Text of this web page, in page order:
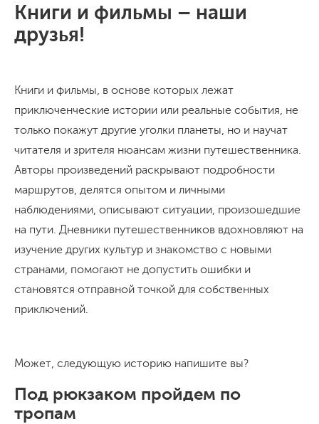
Книги и фильмы – наши
друзья!
Книги и фильмы, в основе которых лежат
приключенческие истории или реальные события, не
только покажут другие уголки планеты, но и научат
читателя и зрителя нюансам жизни путешественника.
Авторы произведений раскрывают подробности
маршрутов, делятся опытом и личными
наблюдениями, описывают ситуации, произошедшие
на пути. Дневники путешественников вдохновляют на
изучение других культур и знакомство с новыми
странами, помогают не допустить ошибки и
становятся отправной точкой для собственных
приключений.
Может, следующую историю напишите вы?
Под рюкзаком пройдем по
тропам